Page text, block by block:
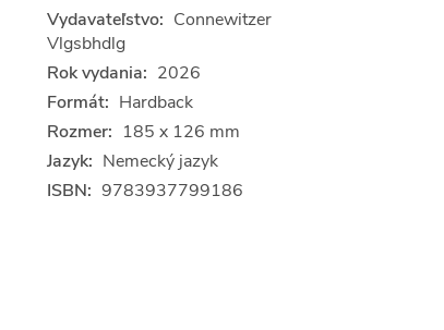
Vydavateľstvo: Connewitzer
Vlgsbhdlg
Rok vydania: 2026
Formát: Hardback
Rozmer: 185 x 126 mm
Jazyk: Nemecký jazyk
ISBN: 9783937799186